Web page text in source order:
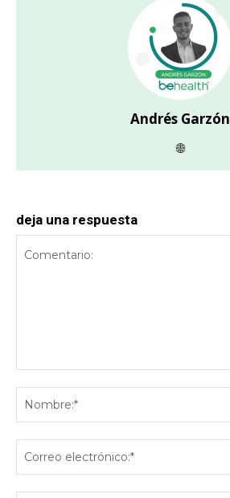
Andrés Garzón
deja una respuesta